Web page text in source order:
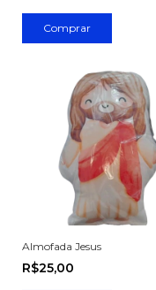
Almofada Jesus
R$25,00